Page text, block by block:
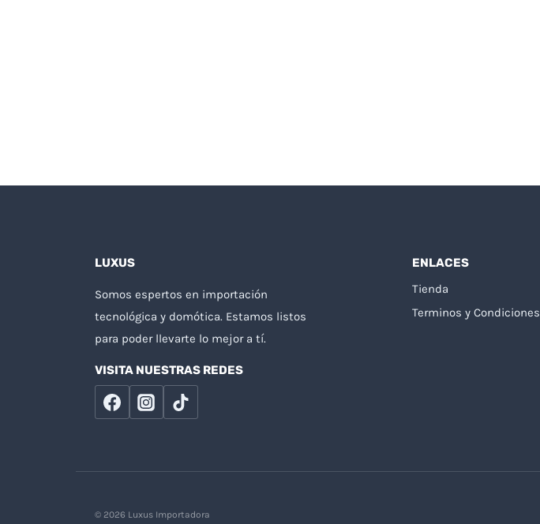
LUXUS
Somos espertos en importación
tecnológica y domótica. Estamos listos
para poder llevarte lo mejor a tí.
VISITA NUESTRAS REDES
ENLACES
Tienda
Terminos y Condiciones
© 2026 Luxus Importadora